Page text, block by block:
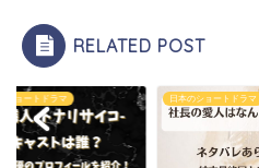
RELATED POST
ショートドラマ 日本のショートドラマ